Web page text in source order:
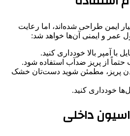
ایمن طراحی شده‌اند، اما رعایت
عمر و ایمنی آن‌ها خواهد شد:
با آمپر بالا خودداری کنید.
از پریز ضدآب استفاده شود.
پریز، مطمئن شوید دست‌تان خشک
خودداری کنید.
داخلی